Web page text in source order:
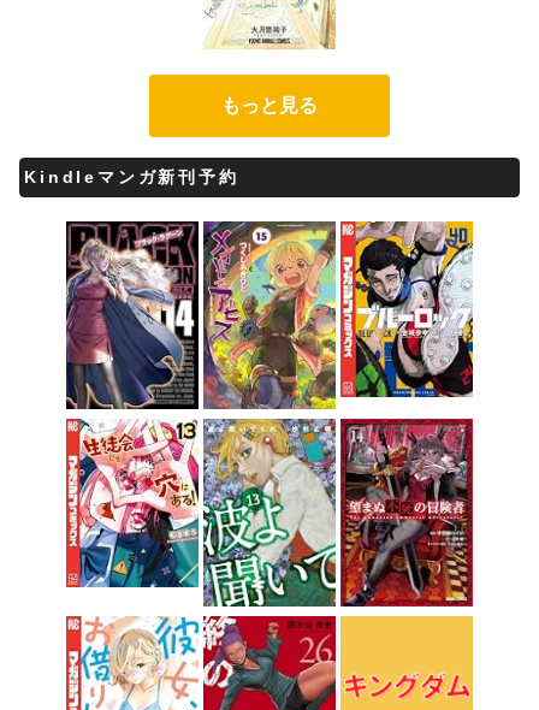
もっと見る
Kindleマンガ新刊予約